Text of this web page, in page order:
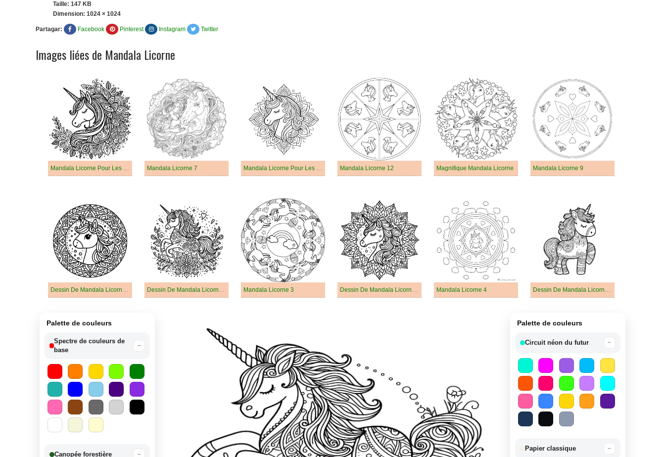
Taille: 147 KB
Dimension: 1024 × 1024
Partagar: Facebook Pinterest Instagram Twitter
Images liées de Mandala Licorne
Mandala Licorne Pour Les Enfants De 3 An Mandala Licorne 7 Mandala Licorne Pour Les Enfants De 1 An Mandala Licorne 12 Magnifique Mandala Licorne Mandala Licorne 9
Dessin De Mandala Licorne Pour Enfants Dessin De Mandala Licorne Pour Les Enfants Mandala Licorne 3 Dessin De Mandala Licorne Gratuit Mandala Licorne 4 Dessin De Mandala Licorne Facile
Palette de couleurs
Spectre de couleurs de
base
−
Canopée forestière −
Palette de couleurs
Circuit néon du futur −
Papier classique −